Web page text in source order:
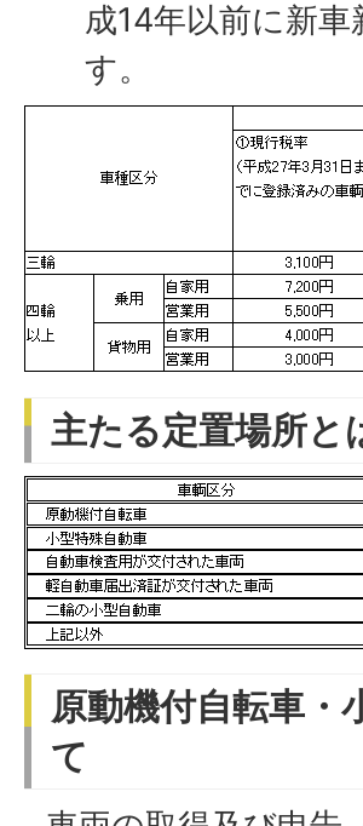
成14年以前に新
す。
主たる定置場所と
原動機付自転車・
て